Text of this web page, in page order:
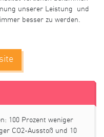
unserer Leistung und
besser zu werden.
100 Prozent weniger
CO2-Ausstoß und 10